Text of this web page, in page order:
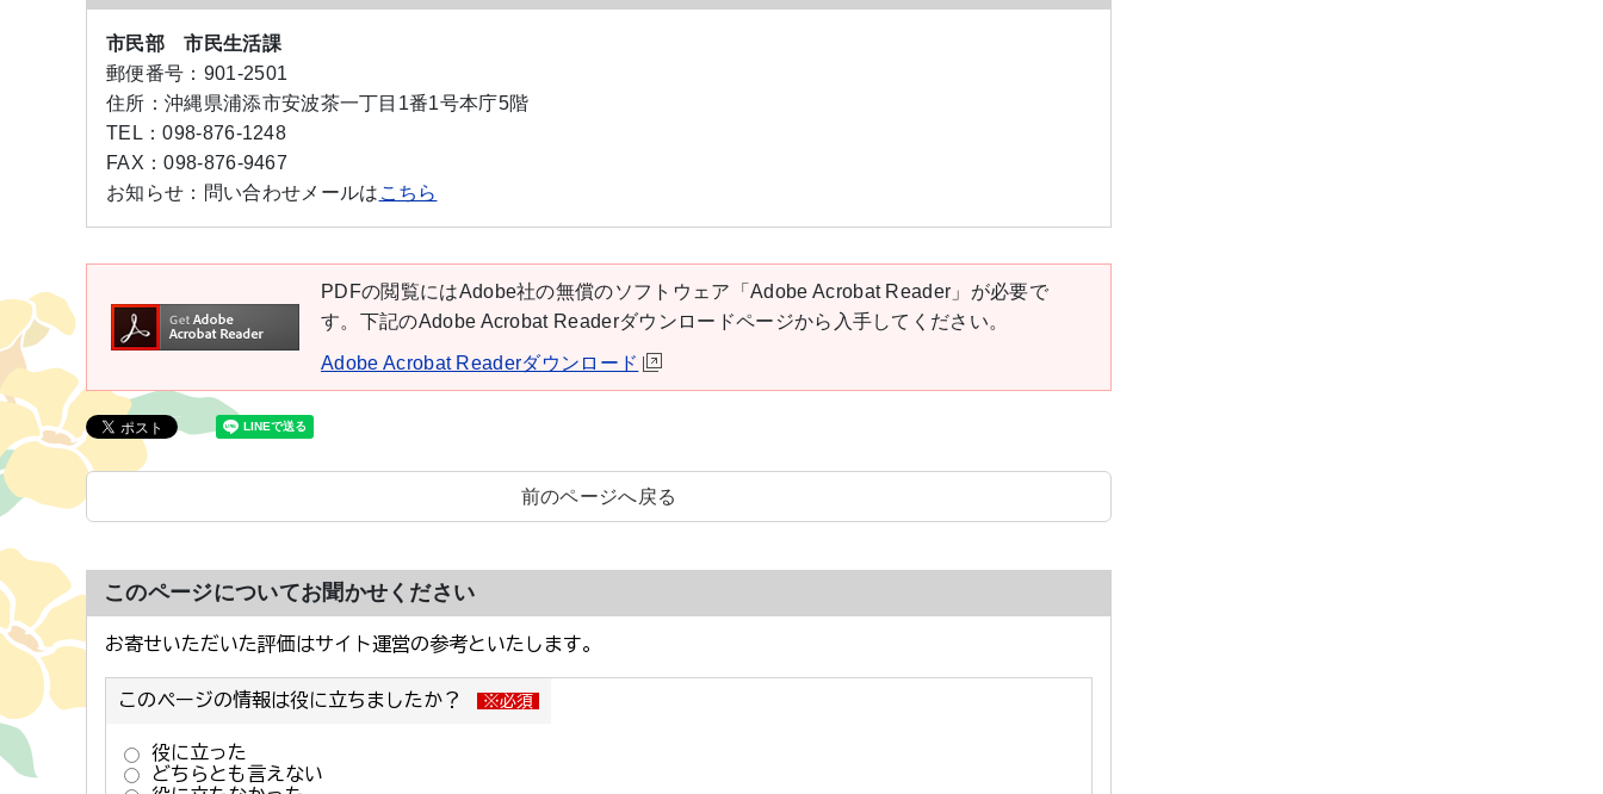
市民部 市民生活課
郵便番号： 901-2501
住所： 沖縄県浦添市安波茶一丁目1番1号本庁5階
TEL：098-876-1248
FAX：098-876-9467
お知らせ： 問い合わせメールは こちら
PDFの閲覧にはAdobe社の無償のソフトウェア「Adobe Acrobat Reader」が必要で
す。下記のAdobe Acrobat Readerダウンロードページから入手してください。
Adobe Acrobat Readerダウンロード
前のページへ戻る
このページについてお聞かせください